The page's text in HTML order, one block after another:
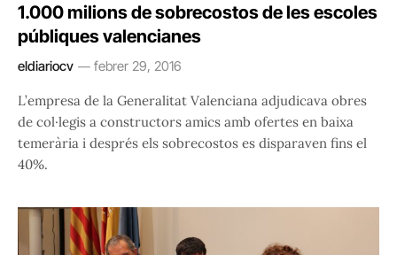
1.000 milions de sobrecostos de les escoles
públiques valencianes
eldiariocv febrer 29, 2016
L’empresa de la Generalitat Valenciana adjudicava obres
de col·legis a constructors amics amb ofertes en baixa
temerària i després els sobrecostos es disparaven fins el
40%.